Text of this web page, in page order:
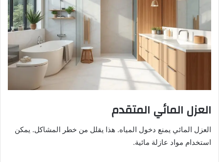
العزل المائي المتقدم
العزل المائي يمنع دخول المياه. هذا يقلل من خطر المشاكل. يمكن
استخدام مواد عازلة مائية.